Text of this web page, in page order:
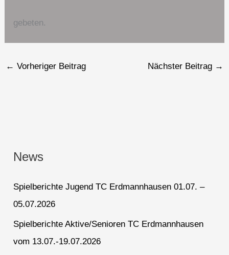
gebeten.
← Vorheriger Beitrag Nächster Beitrag →
News
Spielberichte Jugend TC Erdmannhausen 01.07. –
05.07.2026
Spielberichte Aktive/Senioren TC Erdmannhausen
vom 13.07.-19.07.2026